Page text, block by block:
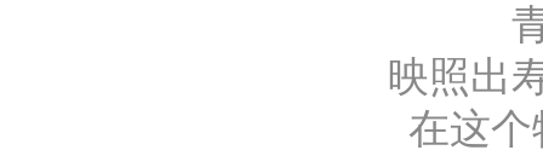
映照出
在这